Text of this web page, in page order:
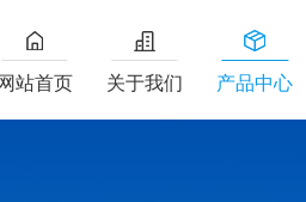
网站首页 关于我们 产品中心